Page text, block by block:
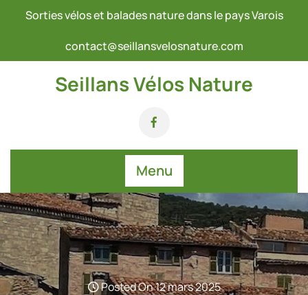
Sorties vélos et balades nature dans le pays Varois
contact@seillansvelosnature.com
Seillans Vélos Nature
Menu
Posted On 12 mars 2025